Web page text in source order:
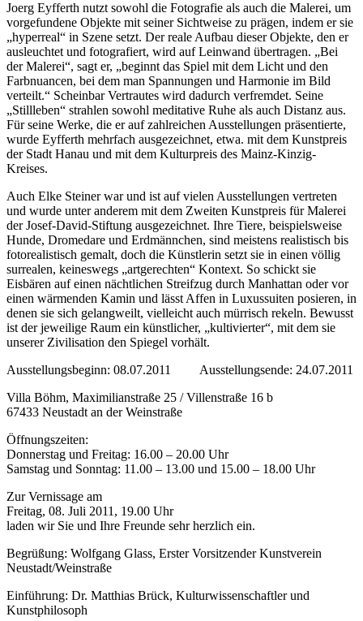
Joerg Eyfferth nutzt sowohl die Fotografie als auch die Malerei, um
vorgefundene Objekte mit seiner Sichtweise zu prägen, indem er sie
„hyperreal“ in Szene setzt. Der reale Aufbau dieser Objekte, den er
ausleuchtet und fotografiert, wird auf Leinwand übertragen. „Bei
der Malerei“, sagt er, „beginnt das Spiel mit dem Licht und den
Farbnuancen, bei dem man Spannungen und Harmonie im Bild
verteilt.“ Scheinbar Vertrautes wird dadurch verfremdet. Seine
„Stillleben“ strahlen sowohl meditative Ruhe als auch Distanz aus.
Für seine Werke, die er auf zahlreichen Ausstellungen präsentierte,
wurde Eyfferth mehrfach ausgezeichnet, etwa. mit dem Kunstpreis
der Stadt Hanau und mit dem Kulturpreis des Mainz-Kinzig-
Kreises.
Auch Elke Steiner war und ist auf vielen Ausstellungen vertreten
und wurde unter anderem mit dem Zweiten Kunstpreis für Malerei
der Josef-David-Stiftung ausgezeichnet. Ihre Tiere, beispielsweise
Hunde, Dromedare und Erdmännchen, sind meistens realistisch bis
fotorealistisch gemalt, doch die Künstlerin setzt sie in einen völlig
surrealen, keineswegs „artgerechten“ Kontext. So schickt sie
Eisbären auf einen nächtlichen Streifzug durch Manhattan oder vor
einen wärmenden Kamin und lässt Affen in Luxussuiten posieren, in
denen sie sich gelangweilt, vielleicht auch mürrisch rekeln. Bewusst
ist der jeweilige Raum ein künstlicher, „kultivierter“, mit dem sie
unserer Zivilisation den Spiegel vorhält.
Ausstellungsbeginn: 08.07.2011 Ausstellungsende: 24.07.2011
Villa Böhm, Maximilianstraße 25 / Villenstraße 16 b
67433 Neustadt an der Weinstraße
Öffnungszeiten:
Donnerstag und Freitag: 16.00 – 20.00 Uhr
Samstag und Sonntag: 11.00 – 13.00 und 15.00 – 18.00 Uhr
Zur Vernissage am
Freitag, 08. Juli 2011, 19.00 Uhr
laden wir Sie und Ihre Freunde sehr herzlich ein.
Begrüßung: Wolfgang Glass, Erster Vorsitzender Kunstverein
Neustadt/Weinstraße
Einführung: Dr. Matthias Brück, Kulturwissenschaftler und
Kunstphilosoph